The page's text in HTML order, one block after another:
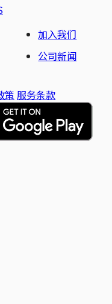
加入我们
公司新闻
策 服务条款